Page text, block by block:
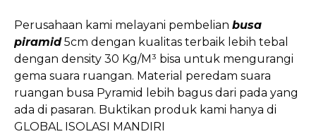
Perusahaan kami melayani pembelian busa
piramid5cm dengan kualitas terbaik lebih tebal
dengan density 30 Kg/M³ bisa untuk mengurangi
gema suara ruangan. Material peredam suara
ruangan busa Pyramid lebih bagus dari pada yang
ada di pasaran. Buktikan produk kami hanya di
GLOBAL ISOLASI MANDIRI